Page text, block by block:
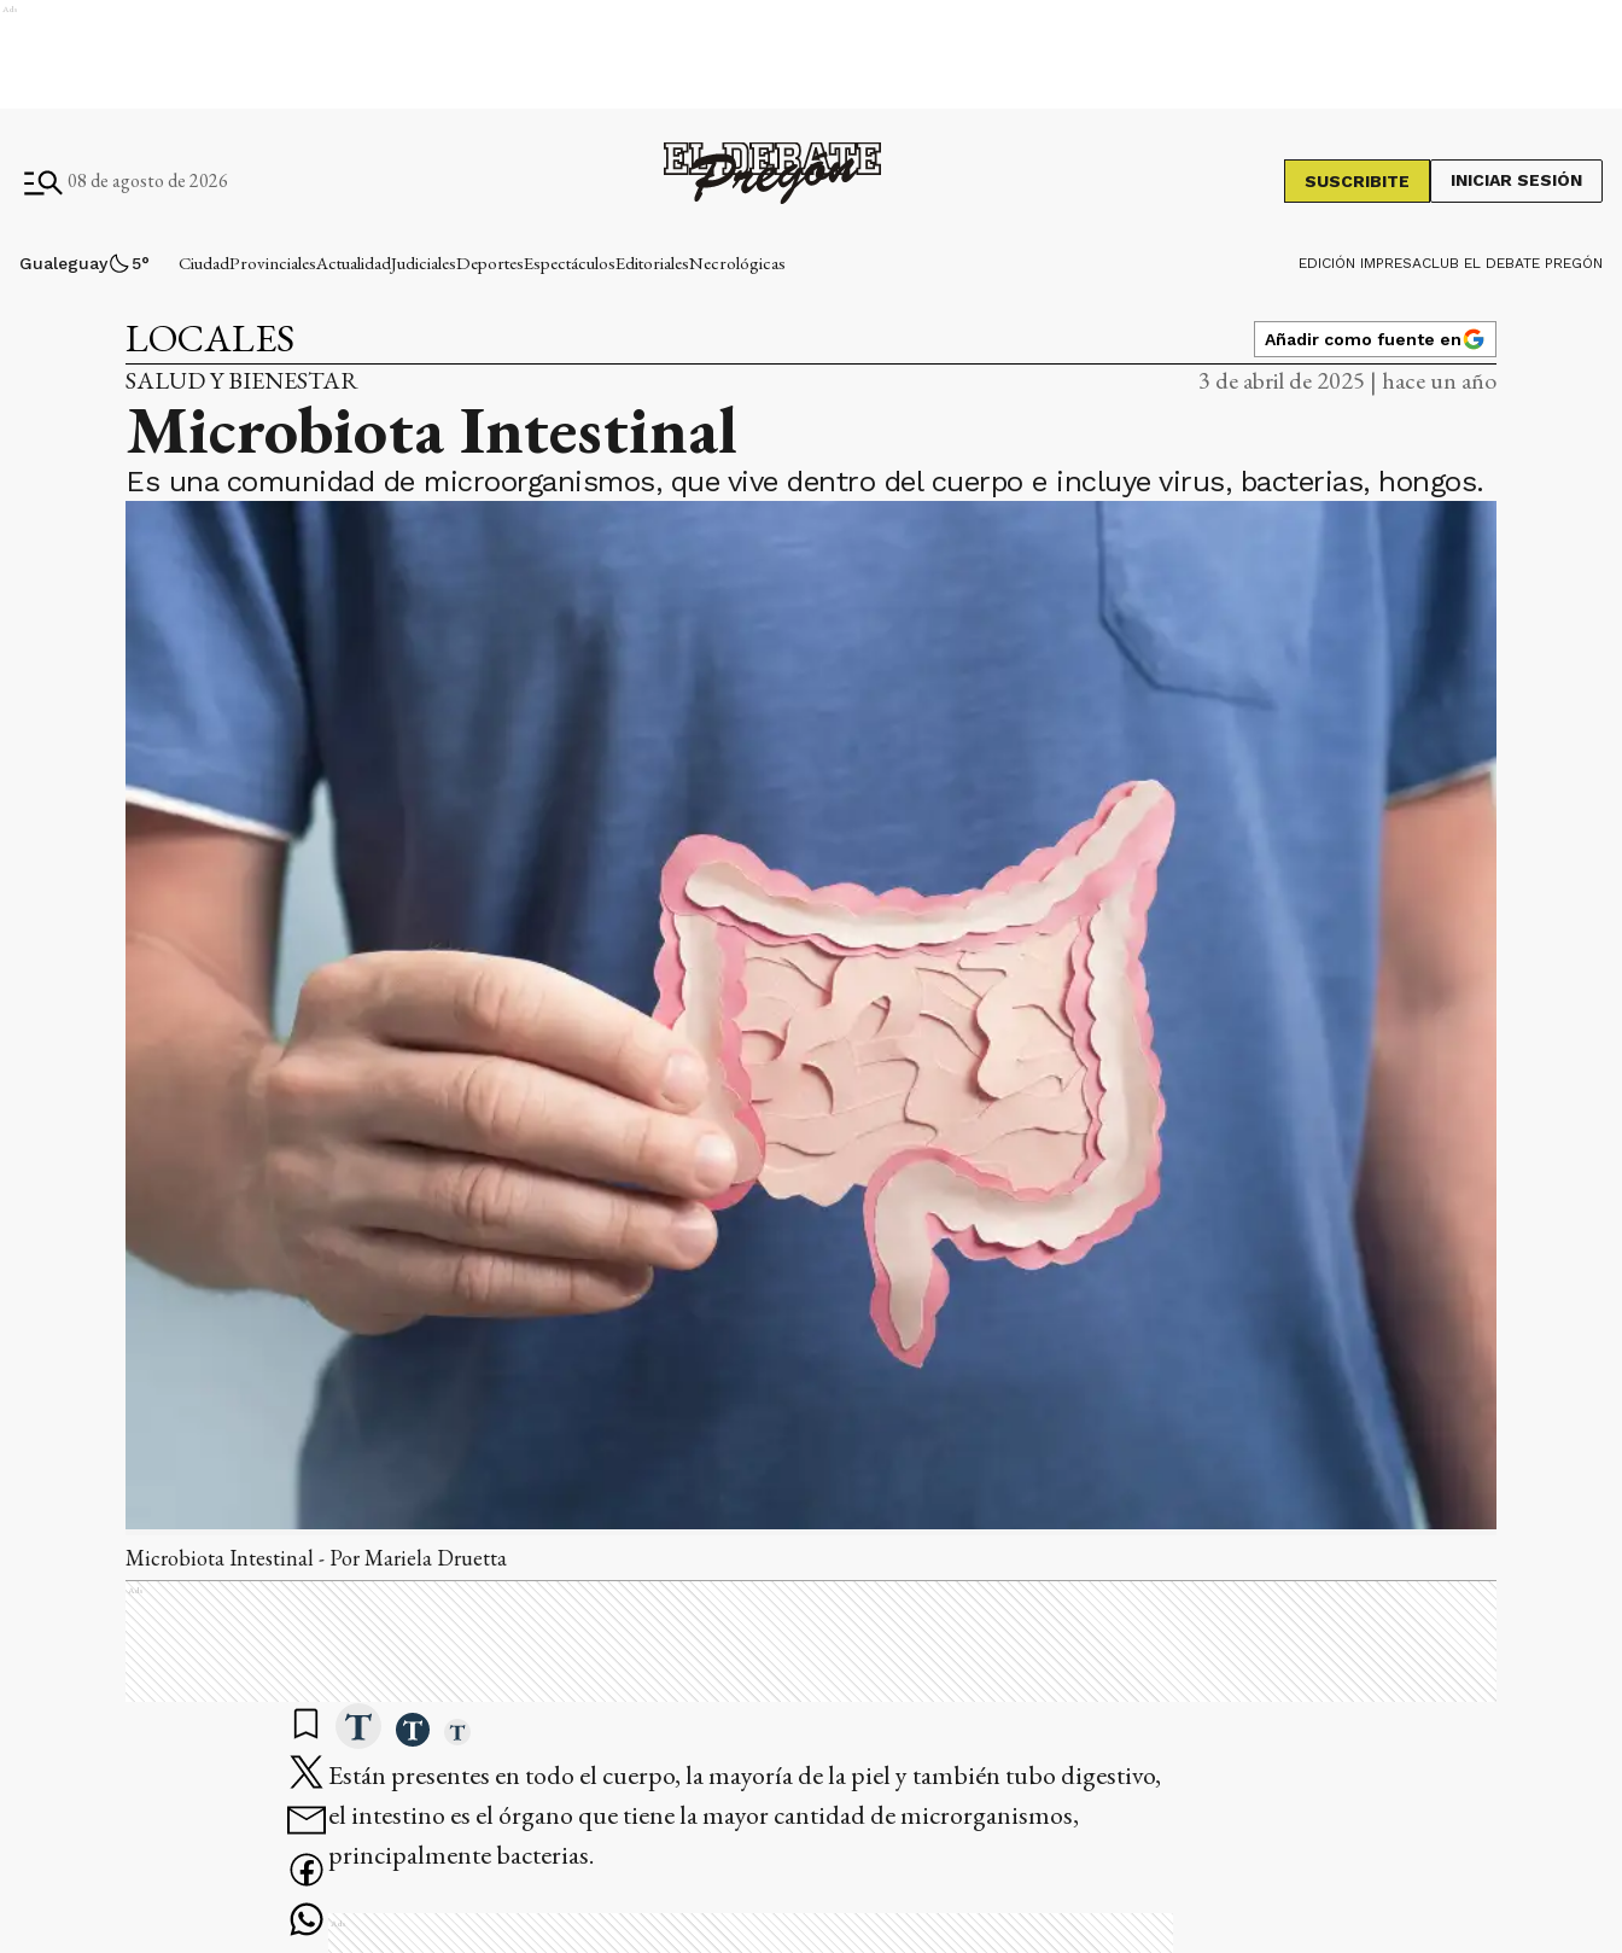
Ads
08 de agosto de 2026 SUSCRIBITE INICIAR SESIÓN
Gualeguay 5° CiudadProvincialesActualidadJudicialesDeportesEspectáculosEditorialesNecrológicas EDICIÓN IMPRESACLUB EL DEBATE PREGÓN
LOCALES Añadir como fuente en
SALUD Y BIENESTAR 3 de abril de 2025 | hace un año
Microbiota Intestinal
Es una comunidad de microorganismos, que vive dentro del cuerpo e incluye virus, bacterias, hongos.
Microbiota Intestinal - Por Mariela Druetta
Ads
Están presentes en todo el cuerpo, la mayoría de la piel y también tubo digestivo,
el intestino es el órgano que tiene la mayor cantidad de microrganismos,
principalmente bacterias.
Ads